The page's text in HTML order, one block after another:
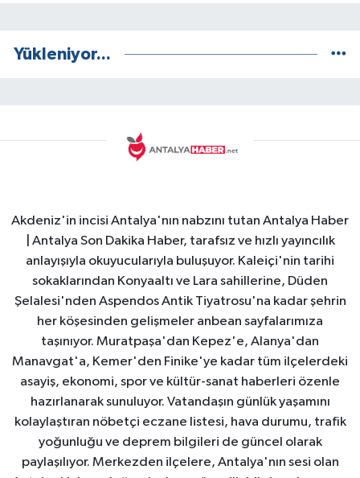
Yükleniyor...
Akdeniz'in incisi Antalya'nın nabzını tutan Antalya Haber
| Antalya Son Dakika Haber, tarafsız ve hızlı yayıncılık
anlayışıyla okuyucularıyla buluşuyor. Kaleiçi'nin tarihi
sokaklarından Konyaaltı ve Lara sahillerine, Düden
Şelalesi'nden Aspendos Antik Tiyatrosu'na kadar şehrin
her köşesinden gelişmeler anbean sayfalarımıza
taşınıyor. Muratpaşa'dan Kepez'e, Alanya'dan
Manavgat'a, Kemer'den Finike'ye kadar tüm ilçelerdeki
asayiş, ekonomi, spor ve kültür-sanat haberleri özenle
hazırlanarak sunuluyor. Vatandaşın günlük yaşamını
kolaylaştıran nöbetçi eczane listesi, hava durumu, trafik
yoğunluğu ve deprem bilgileri de güncel olarak
paylaşılıyor. Merkezden ilçelere, Antalya'nın sesi olan